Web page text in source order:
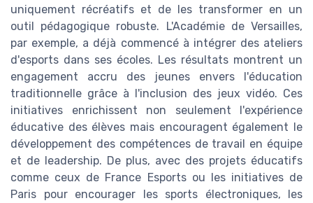
uniquement récréatifs et de les transformer en un
outil pédagogique robuste. L'Académie de Versailles,
par exemple, a déjà commencé à intégrer des ateliers
d'esports dans ses écoles. Les résultats montrent un
engagement accru des jeunes envers l'éducation
traditionnelle grâce à l'inclusion des jeux vidéo. Ces
initiatives enrichissent non seulement l'expérience
éducative des élèves mais encouragent également le
développement des compétences de travail en équipe
et de leadership. De plus, avec des projets éducatifs
comme ceux de France Esports ou les initiatives de
Paris pour encourager les sports électroniques, les